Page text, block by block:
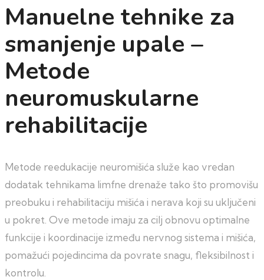
Manuelne tehnike za
smanjenje upale –
Metode
neuromuskularne
rehabilitacije
Metode reedukacije neuromišića služe kao vredan
dodatak tehnikama limfne drenaže tako što promovišu
preobuku i rehabilitaciju mišića i nerava koji su uključeni
u pokret. Ove metode imaju za cilj obnovu optimalne
funkcije i koordinacije između nervnog sistema i mišića,
pomažući pojedincima da povrate snagu, fleksibilnost i
kontrolu.